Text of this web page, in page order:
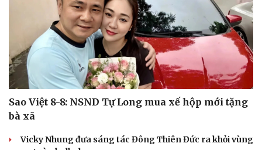
Sao Việt 8-8: NSND Tự Long mua xế hộp mới tặng
bà xã
Vicky Nhung đưa sáng tác Đông Thiên Đức ra khỏi vùng